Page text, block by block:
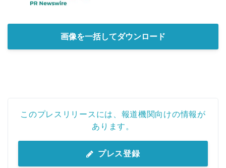
画像を一括してダウンロード
このプレスリリースには、報道機関向けの情報が
あります。
プレス登録